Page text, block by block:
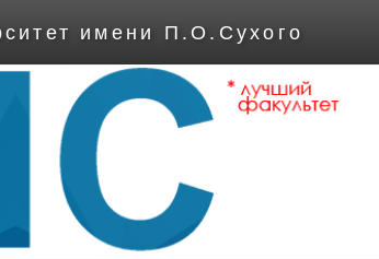
имени П.О.Сухого